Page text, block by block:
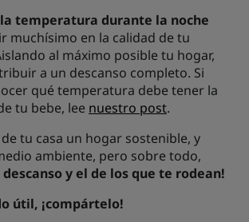
la temperatura durante la noche
muchísimo en la calidad de tu
al máximo posible tu hogar,
a un descanso completo. Si
qué temperatura debe tener la
tu bebe, lee nuestro post.
tu casa un hogar sostenible, y
ambiente, pero sobre todo,
y el de los que te rodean!
útil, ¡compártelo!